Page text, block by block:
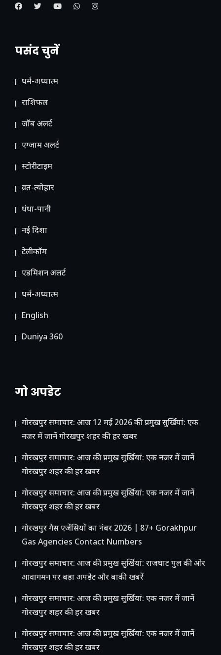
पसंद चुनें
धर्म-अध्यात्म
राशिफल
जॉब अलर्ट
एग्जाम अलर्ट
स्टोरीटाइम
व्रत-त्योहार
धंधा-पानी
नई दिशा
टेलीकॉम
ए​डमिशन अलर्ट
धर्म-अध्यात्म
English
Duniya 360
गो अपडेट
गोरखपुर समाचार: आज 12 मई 2026 की प्रमुख सुर्खियां: एक
नजर में जानें गोरखपुर शहर की हर खबर
गोरखपुर समाचार: आज की प्रमुख सुर्खियां: एक नजर में जानें
गोरखपुर शहर की हर खबर
गोरखपुर समाचार: आज की प्रमुख सुर्खियां: एक नजर में जानें
गोरखपुर शहर की हर खबर
गोरखपुर गैस एजेंसियों का नंबर 2026 | 87+ Gorakhpur
Gas Agencies Contact Numbers
गोरखपुर समाचार: आज की प्रमुख सुर्खियां: राजघाट पुल की ओर
आवागमन पर बड़ा अपडेट और बाकी खबरें
गोरखपुर समाचार: आज की प्रमुख सुर्खियां: एक नजर में जानें
गोरखपुर शहर की हर खबर
गोरखपुर समाचार: आज की प्रमुख सुर्खियां: एक नजर में जानें
गोरखपुर शहर की हर खबर